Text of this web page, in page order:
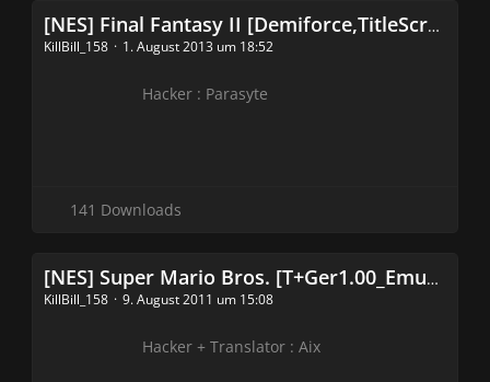
[NES] Final Fantasy II [Demiforce,TitleScreenFix1.0_Parasyte]
KillBill_158 1. August 2013 um 18:52
Hacker : Parasyte
141 Downloads
[NES] Super Mario Bros. [T+Ger1.00_EmuSternKokaSetzuungen] (SMB Hack)
KillBill_158 9. August 2011 um 15:08
Hacker + Translator : Aix